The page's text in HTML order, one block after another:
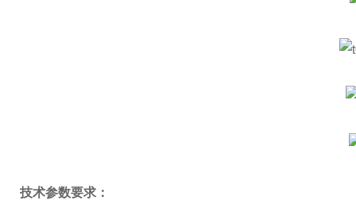
技术参数要求：